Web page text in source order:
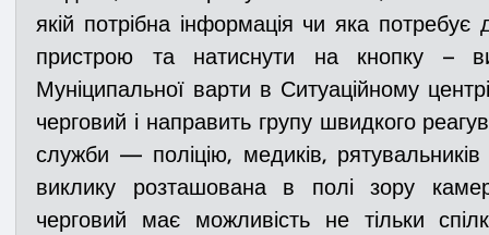
якій потрібна інформація чи яка
пристрою та натиснути на кнопку –
Муніципальної варти в Ситуаційному
черговий і направить групу швидкого
служби — поліцію, медиків,
виклику розташована в полі зору
черговий має можливість не тільки